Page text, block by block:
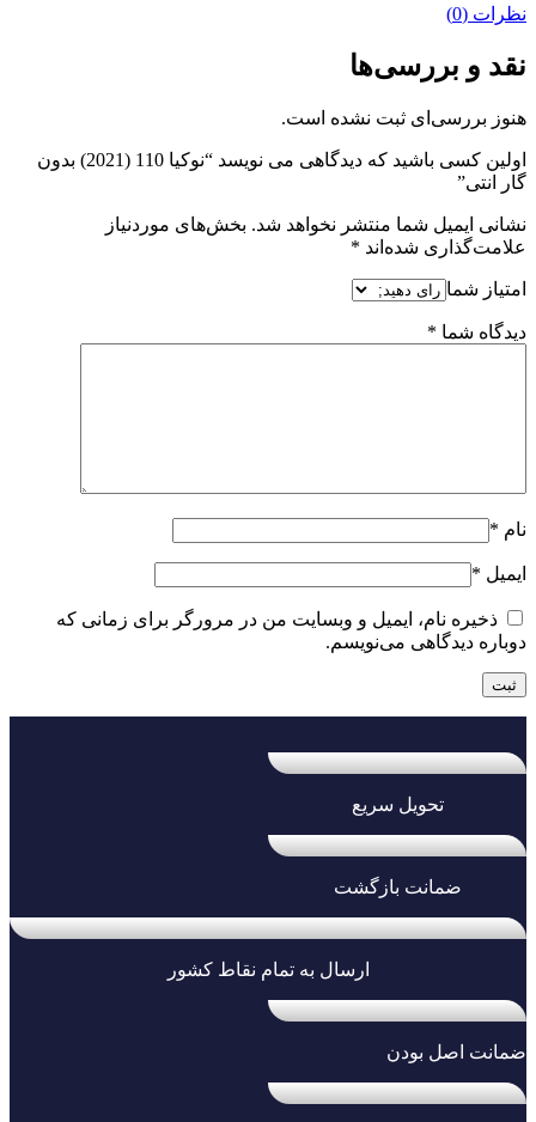
نظرات (0)
نقد و بررسی‌ها
هنوز بررسی‌ای ثبت نشده است.
اولین کسی باشید که دیدگاهی می نویسد “نوکیا 110 (2021) بدون
گار انتی”
نشانی ایمیل شما منتشر نخواهد شد. بخش‌های موردنیاز
علامت‌گذاری شده‌اند *
امتیاز شما
دیدگاه شما *
نام *
ایمیل *
ذخیره نام، ایمیل و وبسایت من در مرورگر برای زمانی که
دوباره دیدگاهی می‌نویسم.
تحویل سریع
ضمانت بازگشت
ارسال به تمام نقاط کشور
ضمانت اصل بودن